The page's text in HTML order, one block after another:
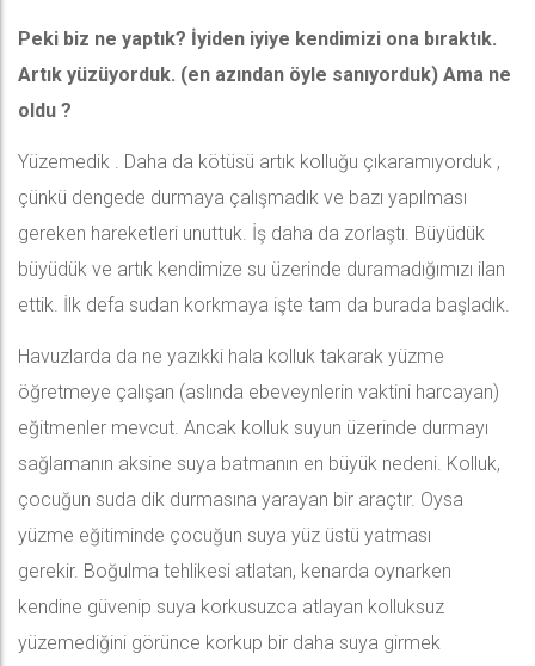
Peki biz ne yaptık? İyiden iyiye kendimizi ona bıraktık.
Artık yüzüyorduk. (en azından öyle sanıyorduk) Ama ne
oldu ?
Yüzemedik . Daha da kötüsü artık kolluğu çıkaramıyorduk ,
çünkü dengede durmaya çalışmadık ve bazı yapılması
gereken hareketleri unuttuk. İş daha da zorlaştı. Büyüdük
büyüdük ve artık kendimize su üzerinde duramadığımızı ilan
ettik. İlk defa sudan korkmaya işte tam da burada başladık.
Havuzlarda da ne yazıkki hala kolluk takarak yüzme
öğretmeye çalışan (aslında ebeveynlerin vaktini harcayan)
eğitmenler mevcut. Ancak kolluk suyun üzerinde durmayı
sağlamanın aksine suya batmanın en büyük nedeni. Kolluk,
çocuğun suda dik durmasına yarayan bir araçtır. Oysa
yüzme eğitiminde çocuğun suya yüz üstü yatması
gerekir. Boğulma tehlikesi atlatan, kenarda oynarken
kendine güvenip suya korkusuzca atlayan kolluksuz
yüzemediğini görünce korkup bir daha suya girmek